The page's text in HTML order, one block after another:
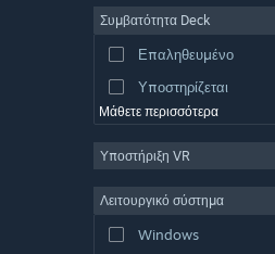
Παραγωγή βίντεο
Επεξεργασία εικόνας
Συμβατότητα Deck
Επαληθευμένο
Υποστηρίζεται
Μάθετε περισσότερα
Υποστήριξη VR
Λειτουργικό σύστημα
Windows